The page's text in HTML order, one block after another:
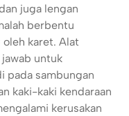
juga lengan
berbentu
karet. Alat
untuk
pada sambungan
kaki-kaki kendaraan
kerusakan